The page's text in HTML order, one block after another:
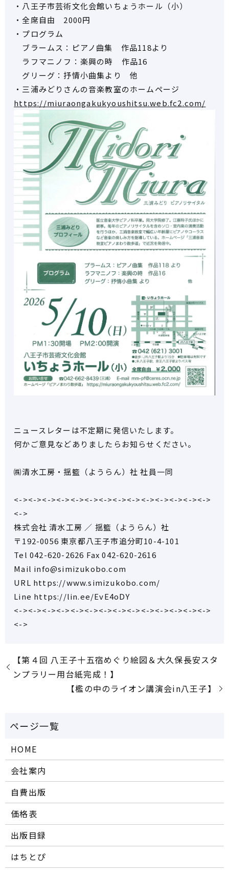
・八王子市芸術文化会館いちょうホール（小）
・全席自由 2000円
・プログラム
ブラームス：ピアノ曲集 作品118より
ラフマニノフ：楽興の時 作品16
グリーグ：抒情小曲集より 他
・三浦みどりさんの音楽教室のホームページ
https://miuraongakukyoushitsu.web.fc2.com/
ニュースレターは不定期に発信いたします。
何かご意見などありましたらお知らせください。
㈱清水工房・揺籃（ようらん）社 社員一同
<-><-><-><-><-><-><-><-><-><-><-><-><-><->
<->
株式会社 清水工房 ／ 揺籃（ようらん）社
〒192-0056 東京都八王子市追分町10-4-101
Tel 042-620-2626 Fax 042-620-2616
Mail info@simizukobo.com
URL https://www.simizukobo.com/
Line https://lin.ee/EvE4oDY
<-><-><-><-><-><-><-><-><-><-><-><-><-><->
<->
【第４回 八王子十五宿めぐり絵図＆大久保長安スタ
ンプラリー用台紙完成！】
【檻の中のライオン講演会in八王子】
HOME
会社案内
自費出版
価格表
出版目録
はちとぴ